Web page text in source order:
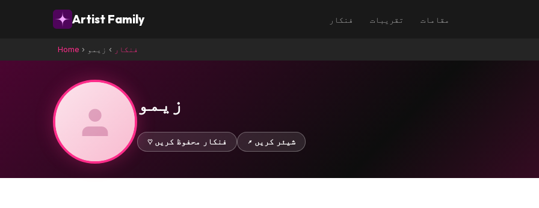
Artist Family فنکار تقریبات مقامات
Home › فنکار › زیمو
زیمو
♡ فنکار محفوظ کریں ↗ شیئر کریں